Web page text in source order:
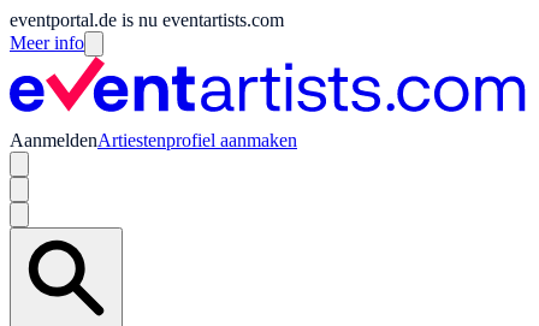
eventportal.de is nu eventartists.com
Meer info
AanmeldenArtiestenprofiel aanmaken